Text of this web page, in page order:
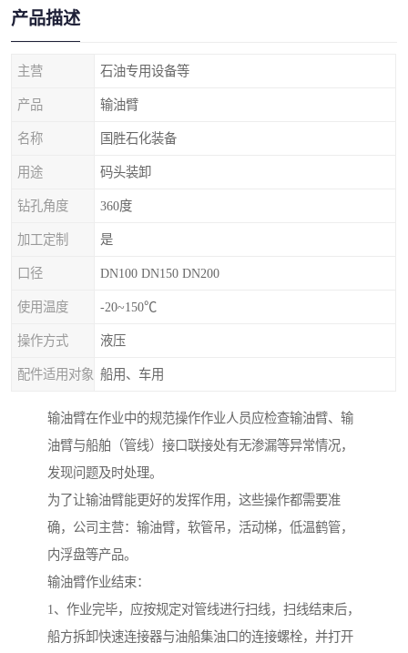
产品描述
主营 石油专用设备等
产品 输油臂
名称 国胜石化装备
用途 码头装卸
钻孔角度 360度
加工定制 是
口径 DN100 DN150 DN200
使用温度 -20~150℃
操作方式 液压
配件适用对象 船用、车用
输油臂在作业中的规范操作作业人员应检查输油臂、输
油臂与船舶（管线）接口联接处有无渗漏等异常情况，
发现问题及时处理。
为了让输油臂能更好的发挥作用，这些操作都需要准
确，公司主营：输油臂，软管吊，活动梯，低温鹤管，
内浮盘等产品。
输油臂作业结束：
1、作业完毕，应按规定对管线进行扫线，扫线结束后，
船方拆卸快速连接器与油船集油口的连接螺栓，并打开